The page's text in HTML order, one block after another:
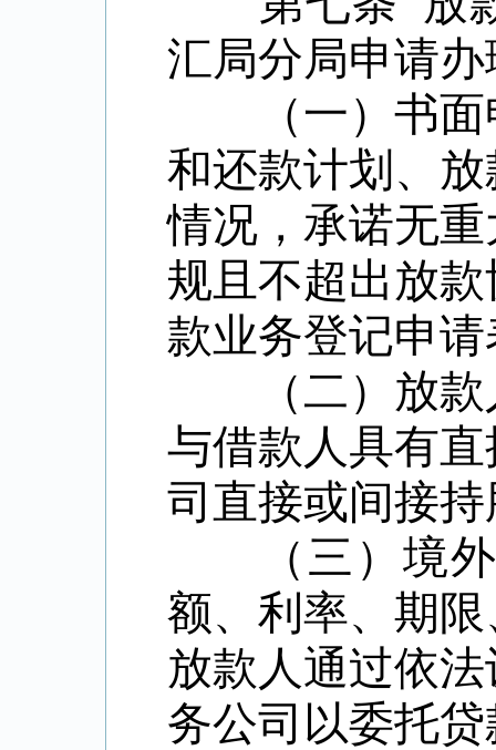
汇局分局申请
（一）书面
和还款计划、
情况，承诺无
规且不超出放
款业务登记申
（二）放款
与借款人具有
司直接或间接
（三）境外
额、利率、期
放款人通过依
务公司以委托